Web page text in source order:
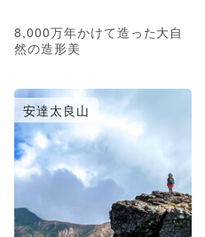
8,000万年かけて造った大自
然の造形美
安達太良山